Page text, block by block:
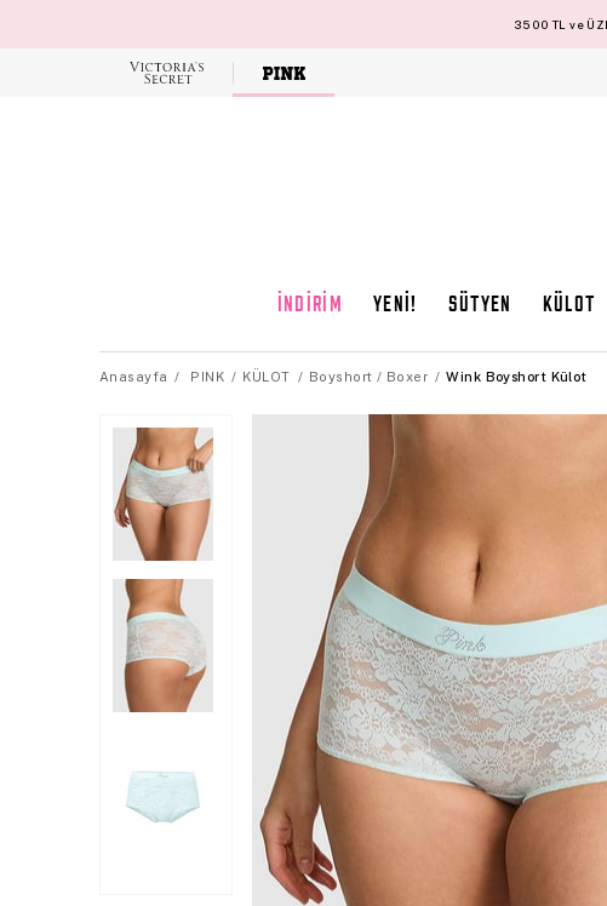
3500 TL ve
Victoria's
İNDİRİM YENİ! SÜTYEN KÜLOT
Anasayfa PINK KÜLOT Boyshort / Boxer Wink Boyshort Külot